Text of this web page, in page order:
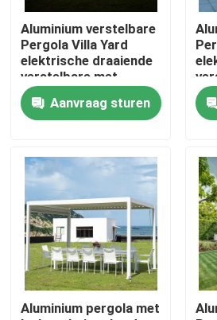
Fabrieksreis
Kwaliteitscontrole
Contacteer ons
Nieuws
Verzoek om een Citaat
De Pergola van het
De Pergola van
Aluminium verstelbare
Pergola Villa Yard
elektrische draaiende
verstelbare met
uittrekbaar dak
Aanvraag sturen
Aluminium pergola met